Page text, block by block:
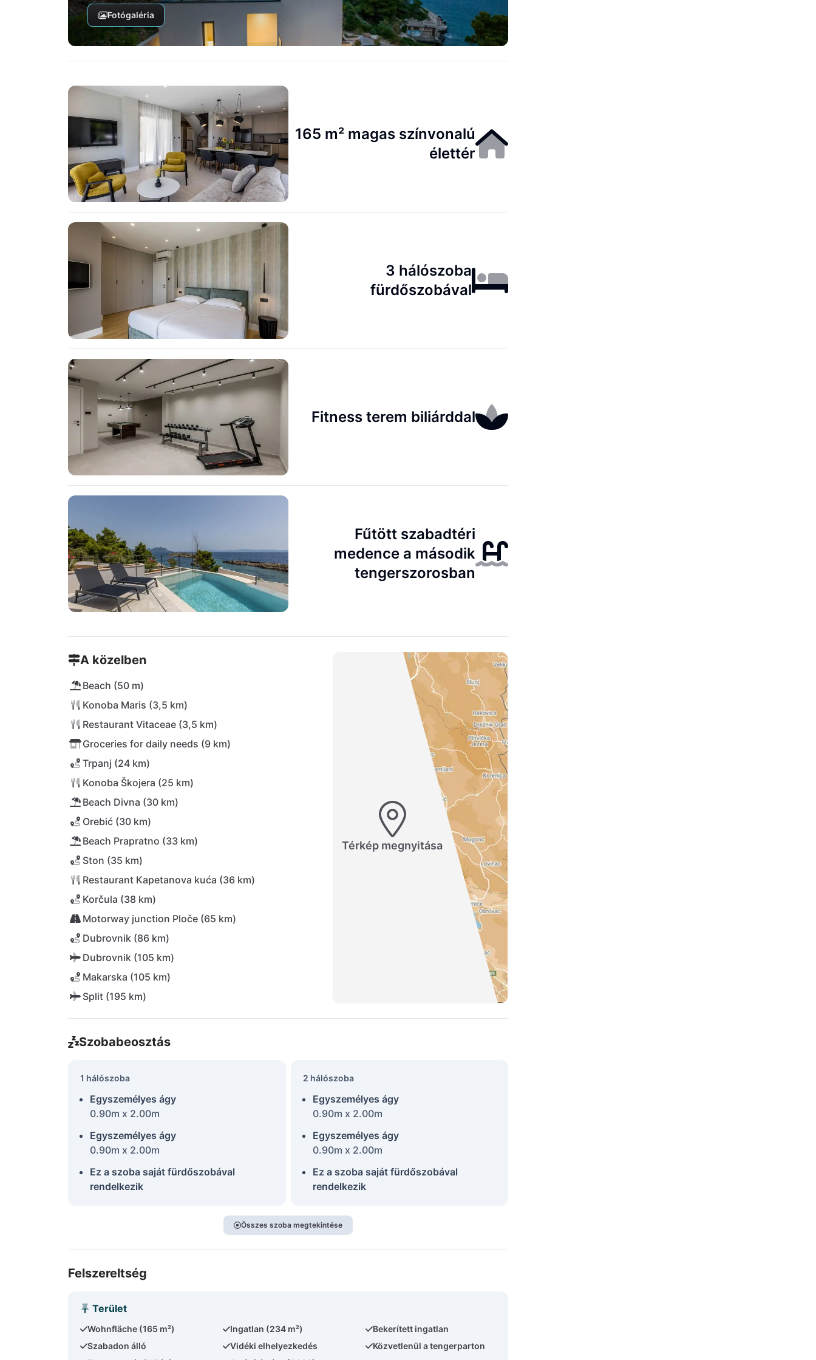
Fotógaléria
165 m² magas színvonalú
élettér
3 hálószoba
fürdőszobával
Fitness terem biliárddal
Fűtött szabadtéri
medence a második
tengerszorosban
A közelben
Beach (50 m)
Konoba Maris (3,5 km)
Restaurant Vitaceae (3,5 km)
Groceries for daily needs (9 km)
Trpanj (24 km)
Konoba Škojera (25 km)
Beach Divna (30 km)
Orebić (30 km)
Beach Prapratno (33 km)
Ston (35 km)
Restaurant Kapetanova kuća (36 km)
Korčula (38 km)
Motorway junction Ploče (65 km)
Dubrovnik (86 km)
Dubrovnik (105 km)
Makarska (105 km)
Split (195 km)
Térkép megnyitása
Szobabeosztás
1 hálószoba
Egyszemélyes ágy
0.90m x 2.00m
Egyszemélyes ágy
0.90m x 2.00m
Ez a szoba saját fürdőszobával
rendelkezik
2 hálószoba
Egyszemélyes ágy
0.90m x 2.00m
Egyszemélyes ágy
0.90m x 2.00m
Ez a szoba saját fürdőszobával
rendelkezik
Összes szoba megtekintése
Felszereltség
Terület
Wohnfläche (165 m²) Ingatlan (234 m²)
Bekerített ingatlan
Szabadon álló
Vidéki elhelyezkedés
Közvetlenül a tengerparton